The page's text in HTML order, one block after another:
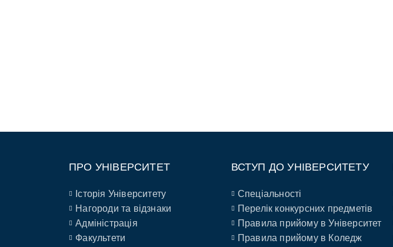
ПРО УНІВЕРСИТЕТ
Історія Університету
Нагороди та відзнаки
Адміністрація
Факультети
ВСТУП ДО УНІВЕРСИТЕТУ
Спеціальності
Перелік конкурсних предметів
Правила прийому в Університет
Правила прийому в Коледж